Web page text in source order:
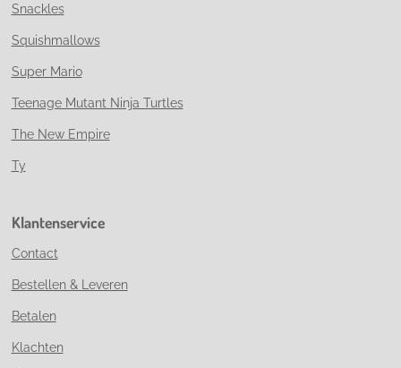
Snackles
Squishmallows
Super Mario
Teenage Mutant Ninja Turtles
The New Empire
Ty
Klantenservice
Contact
Bestellen & Leveren
Betalen
Klachten